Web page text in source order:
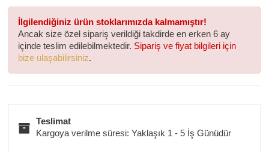
İlgilendiğiniz ürün stoklarımızda kalmamıştır!
Ancak size özel sipariş verildiği takdirde en erken 6 ay
içinde teslim edilebilmektedir. Sipariş ve fiyat bilgileri için
bize ulaşabilirsiniz.
Teslimat
Kargoya verilme süresi: Yaklaşık 1 - 5 İş Günüdür